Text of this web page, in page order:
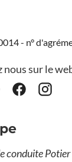
- n°
nous sur le
conduite